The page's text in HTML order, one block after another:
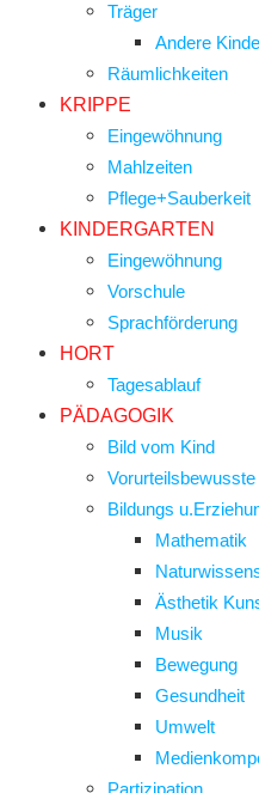
Träger
Andere
Räumlichkeiten
KRIPPE
Eingewöhnung
Mahlzeiten
Pflege+Sauberkeit
KINDERGARTEN
Eingewöhnung
Vorschule
Sprachförderung
HORT
Tagesablauf
PÄDAGOGIK
Bild vom Kind
Bildungs
Mathematik
Ästhetik
Musik
Bewegung
Gesundheit
Umwelt
Partizipation